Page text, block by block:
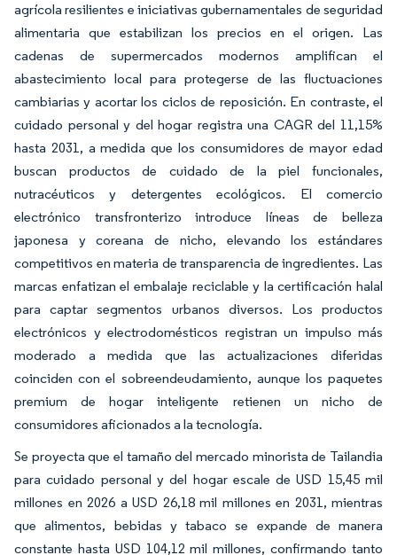
agrícola resilientes e iniciativas gubernamentales de seguridad
alimentaria que estabilizan los precios en el origen. Las
cadenas de supermercados modernos amplifican el
abastecimiento local para protegerse de las fluctuaciones
cambiarias y acortar los ciclos de reposición. En contraste, el
cuidado personal y del hogar registra una CAGR del 11,15%
hasta 2031, a medida que los consumidores de mayor edad
buscan productos de cuidado de la piel funcionales,
nutracéuticos y detergentes ecológicos. El comercio
electrónico transfronterizo introduce líneas de belleza
japonesa y coreana de nicho, elevando los estándares
competitivos en materia de transparencia de ingredientes. Las
marcas enfatizan el embalaje reciclable y la certificación halal
para captar segmentos urbanos diversos. Los productos
electrónicos y electrodomésticos registran un impulso más
moderado a medida que las actualizaciones diferidas
coinciden con el sobreendeudamiento, aunque los paquetes
premium de hogar inteligente retienen un nicho de
consumidores aficionados a la tecnología.
Se proyecta que el tamaño del mercado minorista de Tailandia
para cuidado personal y del hogar escale de USD 15,45 mil
millones en 2026 a USD 26,18 mil millones en 2031, mientras
que alimentos, bebidas y tabaco se expande de manera
constante hasta USD 104,12 mil millones, confirmando tanto